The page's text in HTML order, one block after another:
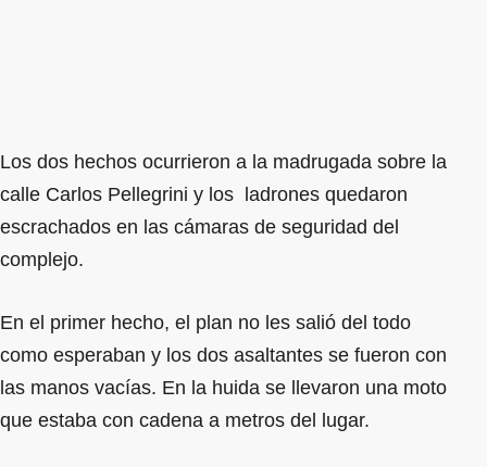
Los dos hechos ocurrieron a la madrugada sobre la
calle Carlos Pellegrini y los ladrones quedaron
escrachados en las cámaras de seguridad del
complejo.
En el primer hecho, el plan no les salió del todo
como esperaban y los dos asaltantes se fueron con
las manos vacías. En la huida se llevaron una moto
que estaba con cadena a metros del lugar.